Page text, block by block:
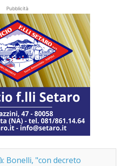
Pubblicità
Bonelli, "con decreto